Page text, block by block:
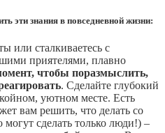
эти знания в повседневной жизни:
или сталкиваетесь с
приятелями, плавно
чтобы поразмыслить,
. Сделайте глубокий
уютном месте. Есть
вам решить, что делать со
сделать только люди!) –